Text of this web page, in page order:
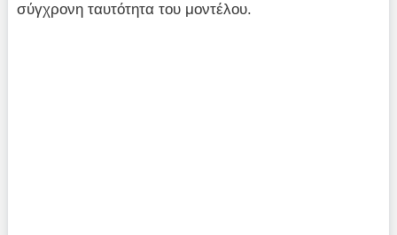
σύγχρονη ταυτότητα του μοντέλου.